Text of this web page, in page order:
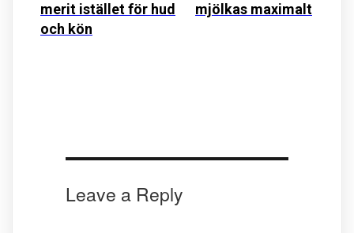
merit istället för hud
och kön
mjölkas maximalt
Leave a Reply